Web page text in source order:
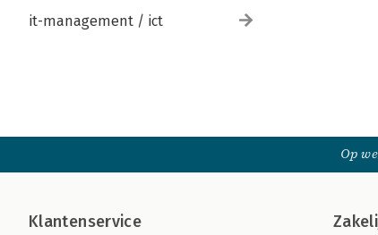
it-management / ict
Op
Klantenservice